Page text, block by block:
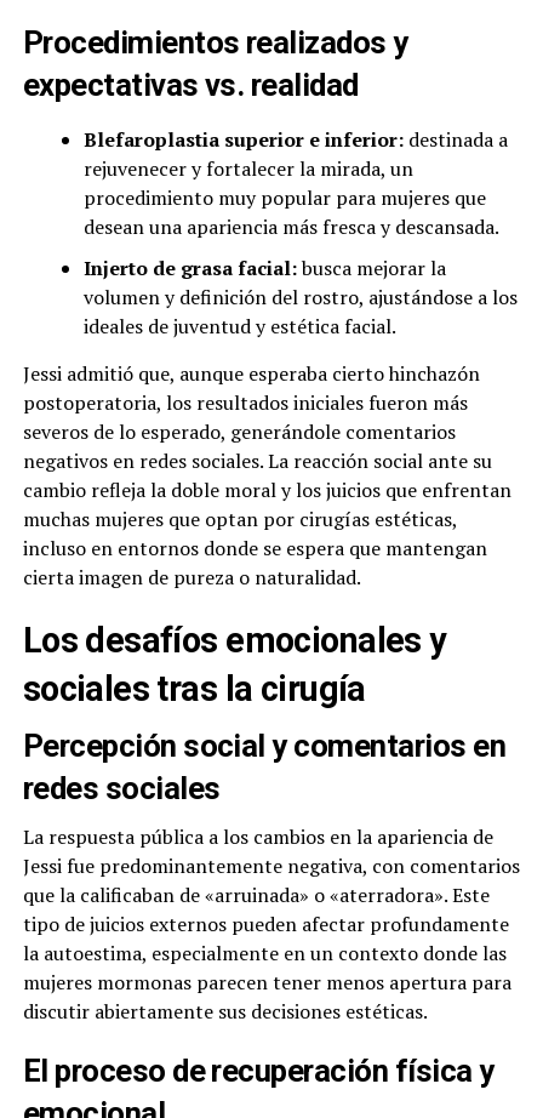
Procedimientos realizados y
expectativas vs. realidad
Blefaroplastia superior e inferior:destinada a
rejuvenecer y fortalecer la mirada, un
procedimiento muy popular para mujeres que
desean una apariencia más fresca y descansada.
Injerto de grasa facial:busca mejorar la
volumen y definición del rostro, ajustándose a los
ideales de juventud y estética facial.
Jessi admitió que, aunque esperaba cierto hinchazón
postoperatoria, los resultados iniciales fueron más
severos de lo esperado, generándole comentarios
negativos en redes sociales. La reacción social ante su
cambio refleja la doble moral y los juicios que enfrentan
muchas mujeres que optan por cirugías estéticas,
incluso en entornos donde se espera que mantengan
cierta imagen de pureza o naturalidad.
Los desafíos emocionales y
sociales tras la cirugía
Percepción social y comentarios en
redes sociales
La respuesta pública a los cambios en la apariencia de
Jessi fue predominantemente negativa, con comentarios
que la calificaban de «arruinada» o «aterradora». Este
tipo de juicios externos pueden afectar profundamente
la autoestima, especialmente en un contexto donde las
mujeres mormonas parecen tener menos apertura para
discutir abiertamente sus decisiones estéticas.
El proceso de recuperación física y